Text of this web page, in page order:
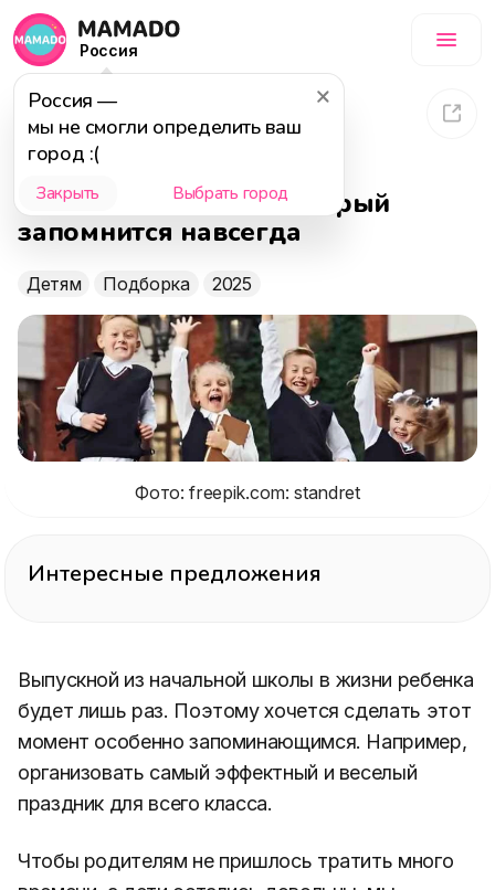
Россия
Россия —
мы не смогли определить ваш
город :(
Закрыть Выбрать город
2 089
Где провести выпускной
начальной школы, который
запомнится навсегда
Детям Подборка 2025
Фото: freepik.com: standret
Интересные предложения
Выпускной из начальной школы в жизни ребенка
будет лишь раз. Поэтому хочется сделать этот
момент особенно запоминающимся. Например,
организовать самый эффектный и веселый
праздник для всего класса.
Чтобы родителям не пришлось тратить много